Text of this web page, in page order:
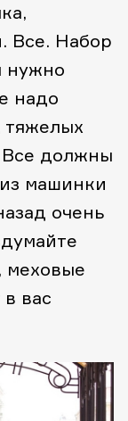
Все. Набор
нужно
надо
тяжелых
Все должны
машинки
очень
меховые
вас